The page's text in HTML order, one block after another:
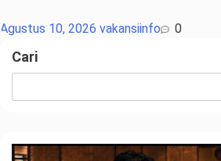
Agustus 10, 2026 vakansiinfo 0
Cari